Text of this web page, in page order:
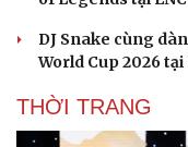
Âm nhạc
Di sản
Team Flash
vào thẳng Grand
Team Flash xuất
với mũi đinh ba